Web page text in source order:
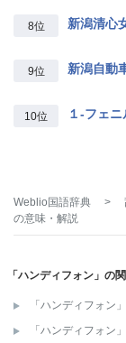
8位 新潟清心
9位 新潟自動
10位 １‐フェ
Weblio国語辞典 >
の意味・解説
「ハンディフォン」の
「ハンディフォン
「ハンディフォン